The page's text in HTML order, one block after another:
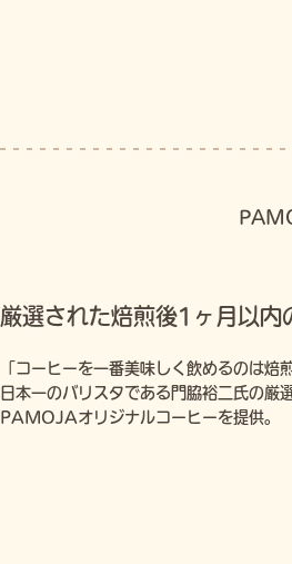
厳選された焙煎後1ヶ月以内
「コーヒーを一番美味しく飲めるのは焙
日本一のバリスタである門脇裕二氏の厳
PAMOJAオリジナルコーヒーを提供。